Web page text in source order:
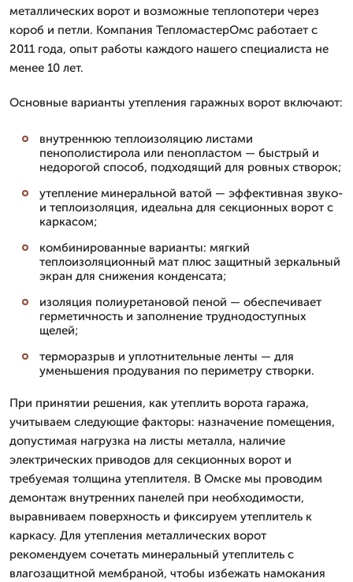
металлических ворот и возможные теплопотери через
короб и петли. Компания ТепломастерОмс работает с
2011 года, опыт работы каждого нашего специалиста не
менее 10 лет.
Основные варианты утепления гаражных ворот включают:
внутреннюю теплоизоляцию листами
пенополистирола или пенопластом — быстрый и
недорогой способ, подходящий для ровных створок;
утепление минеральной ватой — эффективная звуко-
и теплоизоляция, идеальна для секционных ворот с
каркасом;
комбинированные варианты: мягкий
теплоизоляционный мат плюс защитный зеркальный
экран для снижения конденсата;
изоляция полиуретановой пеной — обеспечивает
герметичность и заполнение труднодоступных
щелей;
терморазрыв и уплотнительные ленты — для
уменьшения продувания по периметру створки.
При принятии решения, как утеплить ворота гаража,
учитываем следующие факторы: назначение помещения,
допустимая нагрузка на листы металла, наличие
электрических приводов для секционных ворот и
требуемая толщина утеплителя. В Омске мы проводим
демонтаж внутренних панелей при необходимости,
выравниваем поверхность и фиксируем утеплитель к
каркасу. Для утепления металлических ворот
рекомендуем сочетать минеральный утеплитель с
влагозащитной мембраной, чтобы избежать намокания